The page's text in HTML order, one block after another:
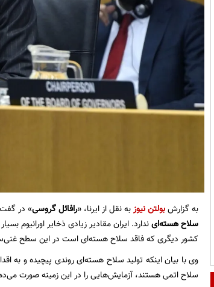
به گزارشبولتن نیوزبه نقل از ایرنا، «رافائل گروسی» در
سلاح هسته‌ایندارد. ایران مقادیر زیادی ذخایر اورانیوم
کشور دیگری که فاقد سلاح هسته‌ای است در این سطح
وی با بیان اینکه تولید سلاح هسته‌ای روندی پیچیده و به
سلاح اتمی هستند، آزمایش‌هایی را در این زمینه صورت